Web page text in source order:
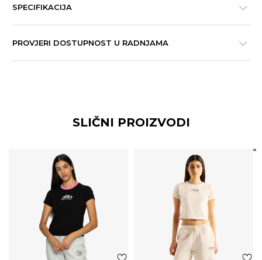
SPECIFIKACIJA
PROVJERI DOSTUPNOST U RADNJAMA
SLIČNI PROIZVODI